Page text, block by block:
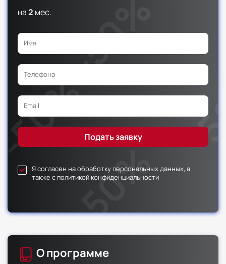
на2 мес.
Я согласен на обработку персональных данных, а
также с политикой конфиденциальности
О программе